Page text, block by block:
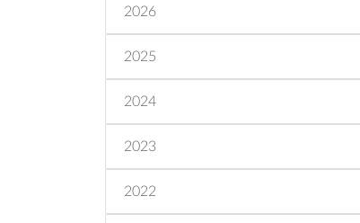
2026
2025
2024
2023
2022